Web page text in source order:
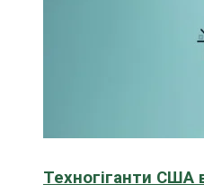
Техногіганти США